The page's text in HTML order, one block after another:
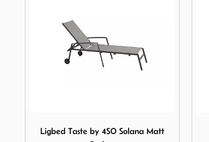
Ligbed Taste by 4SO Solana Matt